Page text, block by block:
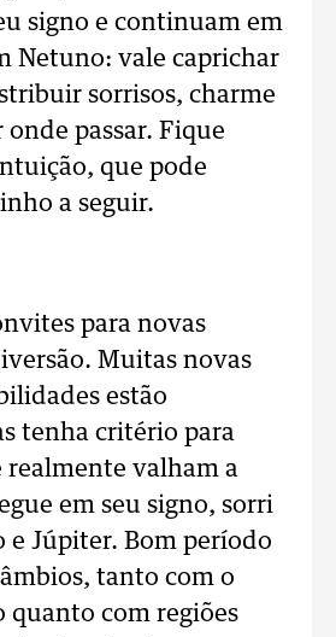
signo e continuam em
Netuno: vale caprichar
sorrisos, charme
onde passar. Fique
que pode
a seguir.
para novas
Muitas novas
estão
tenha critério para
realmente valham a
em seu signo, sorri
e Júpiter. Bom período
tanto com o
quanto com regiões